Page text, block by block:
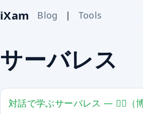
iXam Blog | Tools
サーバレス
対話で学ぶサーバレス ― 🧙‍♂️（